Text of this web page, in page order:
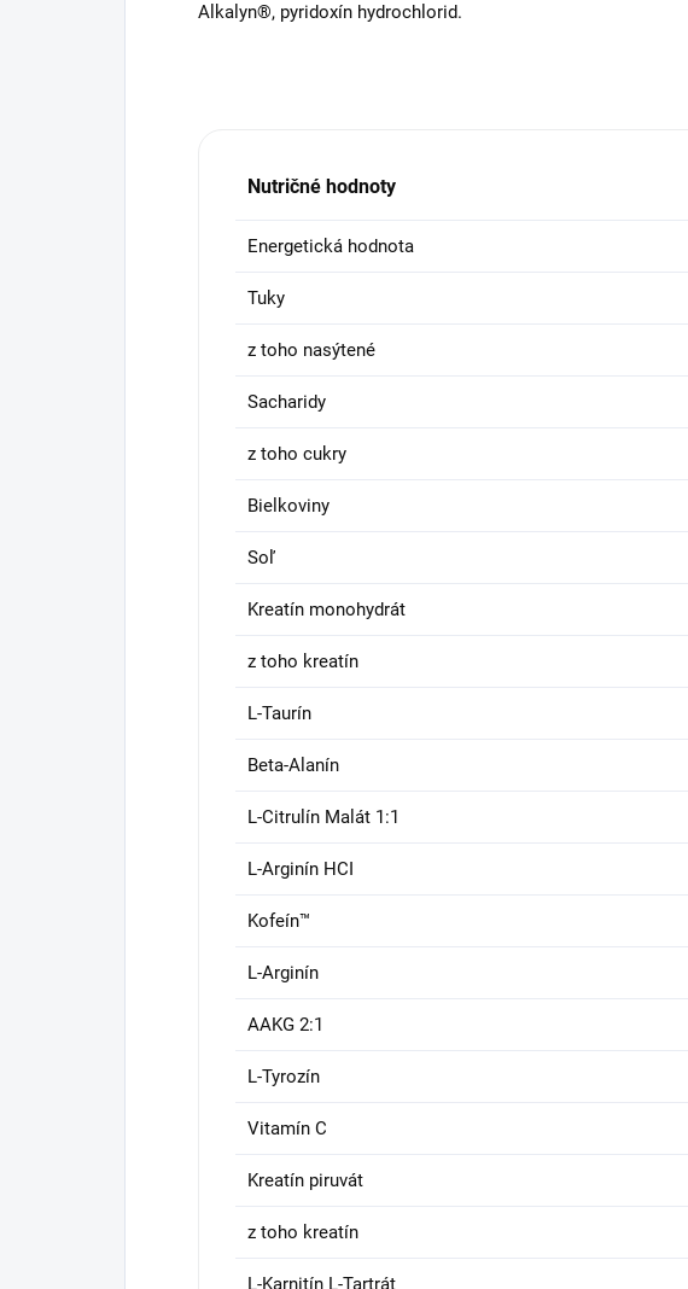
Alkalyn®, pyridoxín hydrochlorid.
Nutričné hodnoty
Energetická hodnota
Tuky
z toho nasýtené
Sacharidy
z toho cukry
Bielkoviny
Soľ
Kreatín monohydrát
z toho kreatín
L-Taurín
Beta-Alanín
L-Citrulín Malát 1:1
L-Arginín HCI
Kofeín™
L-Arginín
AAKG 2:1
L-Tyrozín
Vitamín C
Kreatín piruvát
z toho kreatín
L-Karnitín L-Tartrát